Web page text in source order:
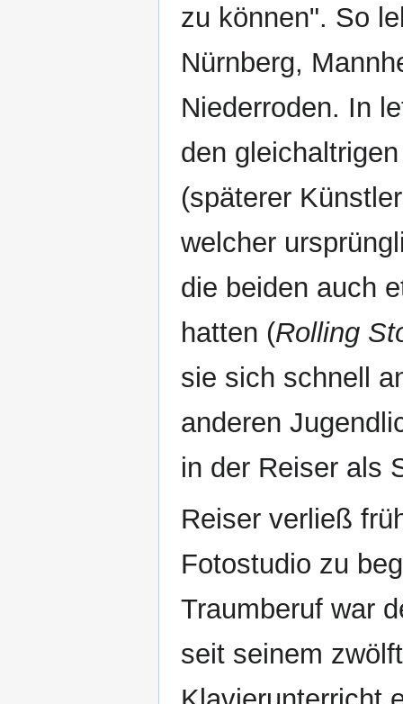
zu können". So
Nürnberg,
Niederroden. In
den
(späterer
welcher
die beiden auch
hatten (Rolling
sie sich schnell
anderen
in der Reiser als
Reiser verließ
Fotostudio zu
Traumberuf war
seit seinem